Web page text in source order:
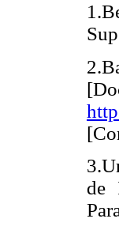
de